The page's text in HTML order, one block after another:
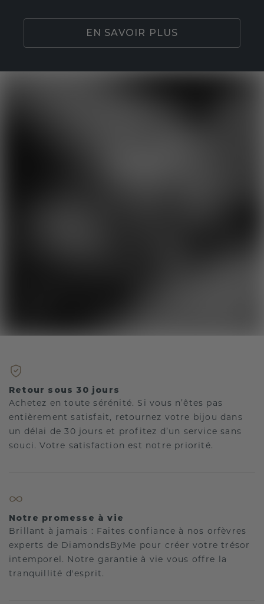
EN SAVOIR PLUS
Retour sous 30 jours
Achetez en toute sérénité. Si vous n’êtes pas
entièrement satisfait, retournez votre bijou dans
un délai de 30 jours et profitez d’un service sans
souci. Votre satisfaction est notre priorité.
Notre promesse à vie
Brillant à jamais : Faites confiance à nos orfèvres
experts de DiamondsByMe pour créer votre trésor
intemporel. Notre garantie à vie vous offre la
tranquillité d'esprit.